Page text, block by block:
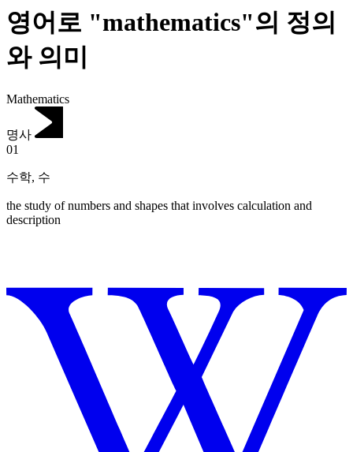
영어로 "mathematics"의 정의
와 의미
Mathematics
명사
01
수학, 수
the study of numbers and shapes that involves calculation and
description